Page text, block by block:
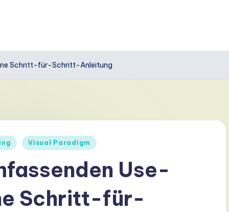
Schritt-für-Schritt-Anleitung
Visual Paradigm
Use-
Schritt-für-